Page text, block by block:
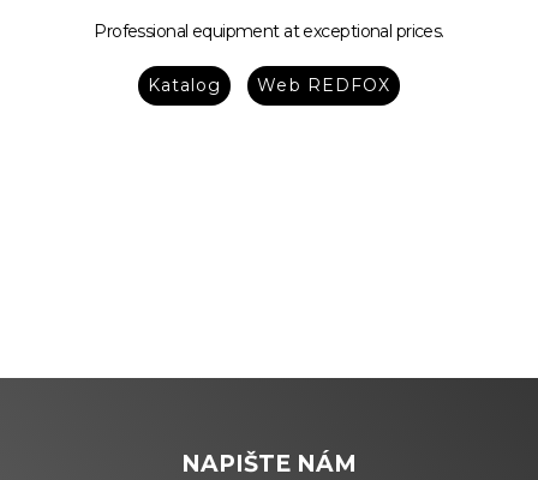
Professional equipment at exceptional prices.
Katalog Web REDFOX
NAPIŠTE NÁM